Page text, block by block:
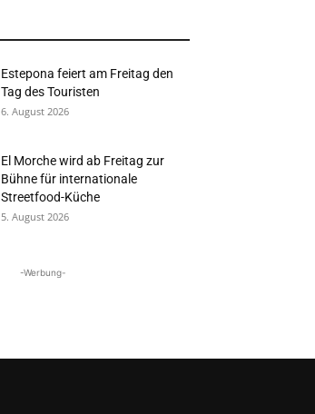
Estepona feiert am Freitag den
Tag des Touristen
6. August 2026
El Morche wird ab Freitag zur
Bühne für internationale
Streetfood-Küche
5. August 2026
-Werbung-